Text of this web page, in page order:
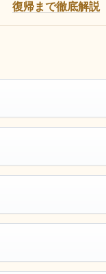
復帰まで徹底解説